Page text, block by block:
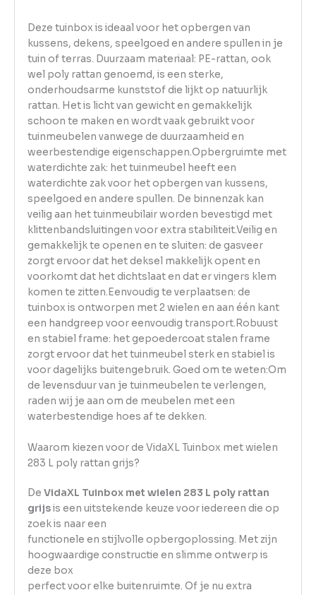
Deze tuinbox is ideaal voor het opbergen van
kussens, dekens, speelgoed en andere spullen in je
tuin of terras. Duurzaam materiaal: PE-rattan, ook
wel poly rattan genoemd, is een sterke,
onderhoudsarme kunststof die lijkt op natuurlijk
rattan. Het is licht van gewicht en gemakkelijk
schoon te maken en wordt vaak gebruikt voor
tuinmeubelen vanwege de duurzaamheid en
weerbestendige eigenschappen.Opbergruimte met
waterdichte zak: het tuinmeubel heeft een
waterdichte zak voor het opbergen van kussens,
speelgoed en andere spullen. De binnenzak kan
veilig aan het tuinmeubilair worden bevestigd met
klittenbandsluitingen voor extra stabiliteit.Veilig en
gemakkelijk te openen en te sluiten: de gasveer
zorgt ervoor dat het deksel makkelijk opent en
voorkomt dat het dichtslaat en dat er vingers klem
komen te zitten.Eenvoudig te verplaatsen: de
tuinbox is ontworpen met 2 wielen en aan één kant
een handgreep voor eenvoudig transport.Robuust
en stabiel frame: het gepoedercoat stalen frame
zorgt ervoor dat het tuinmeubel sterk en stabiel is
voor dagelijks buitengebruik. Goed om te weten:Om
de levensduur van je tuinmeubelen te verlengen,
raden wij je aan om de meubelen met een
waterbestendige hoes af te dekken.
Waarom kiezen voor de VidaXL Tuinbox met wielen
283 L poly rattan grijs?
De VidaXL Tuinbox met wielen 283 L poly rattan
grijsis een uitstekende keuze voor iedereen die op
zoek is naar een
functionele en stijlvolle opbergoplossing. Met zijn
hoogwaardige constructie en slimme ontwerp is
deze box
perfect voor elke buitenruimte. Of je nu extra